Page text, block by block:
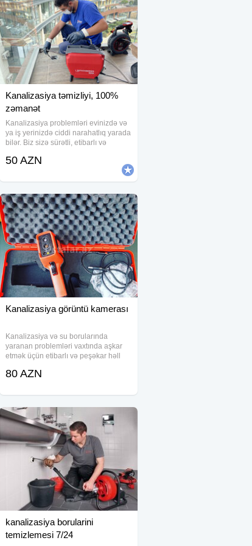
Kanalizasiya təmizliyi, 100%
zəmanət
Kanalizasiya problemləri evinizdə və
ya iş yerinizdə ciddi narahatlıq yarada
bilər. Biz sizə sürətli, etibarlı və
xidməti təklif edirik. Müasir
avadanlıqlardan
50 AZN
Kanalizasiya görüntü kamerası
Kanalizasiya və su borularında
yaranan problemləri vaxtında aşkar
etmək üçün etibarlı və peşəkar həll
kanalizasiya görüntü kameramız
içərisini dəqiq
80 AZN
kanalizasiya borularini
temizlemesi 7/24